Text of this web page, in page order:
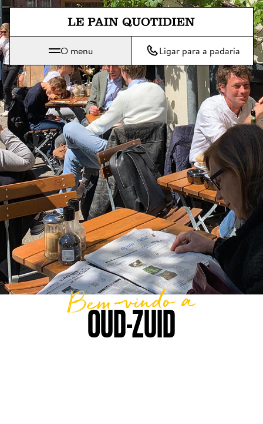
Saltar diretamente para o
Le Pain Quotidien significa O Pão Diário
O menu Ligar para a padaria
OUD-ZUID
Bem-vindo a